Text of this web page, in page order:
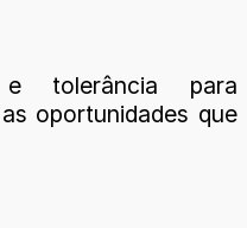
e tolerância para
oportunidades que